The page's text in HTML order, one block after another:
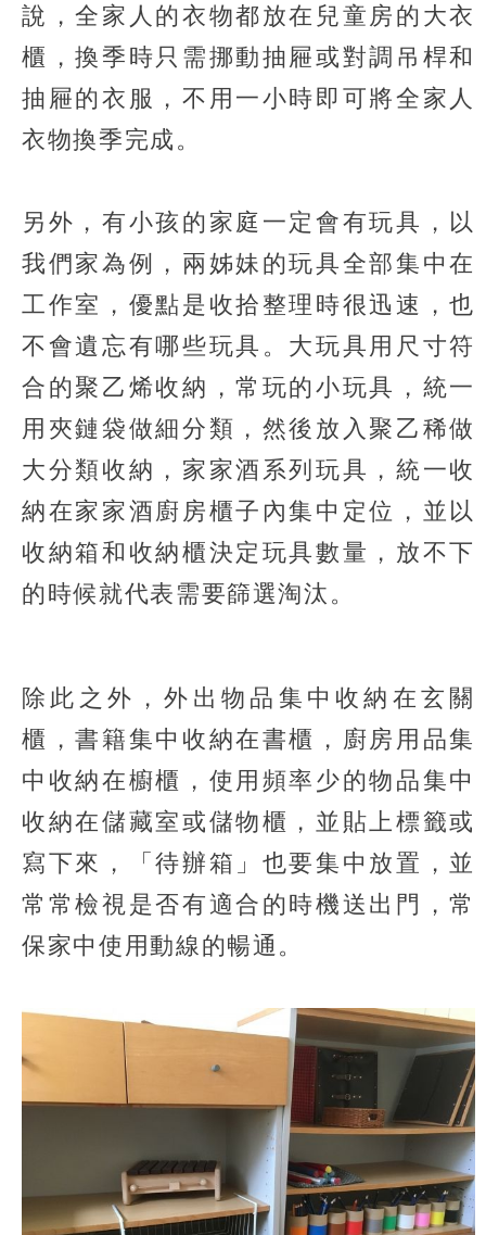
說，全家人的衣物都放在兒童房的大衣
櫃，換季時只需挪動抽屜或對調吊桿和
抽屜的衣服，不用一小時即可將全家人
衣物換季完成。
另外，有小孩的家庭一定會有玩具，以
我們家為例，兩姊妹的玩具全部集中在
工作室，優點是收拾整理時很迅速，也
不會遺忘有哪些玩具。大玩具用尺寸符
合的聚乙烯收納，常玩的小玩具，統一
用夾鏈袋做細分類，然後放入聚乙稀做
大分類收納，家家酒系列玩具，統一收
納在家家酒廚房櫃子內集中定位，並以
收納箱和收納櫃決定玩具數量，放不下
的時候就代表需要篩選淘汰。
除此之外，外出物品集中收納在玄關
櫃，書籍集中收納在書櫃，廚房用品集
中收納在櫥櫃，使用頻率少的物品集中
收納在儲藏室或儲物櫃，並貼上標籤或
寫下來，「待辦箱」也要集中放置，並
常常檢視是否有適合的時機送出門，常
保家中使用動線的暢通。